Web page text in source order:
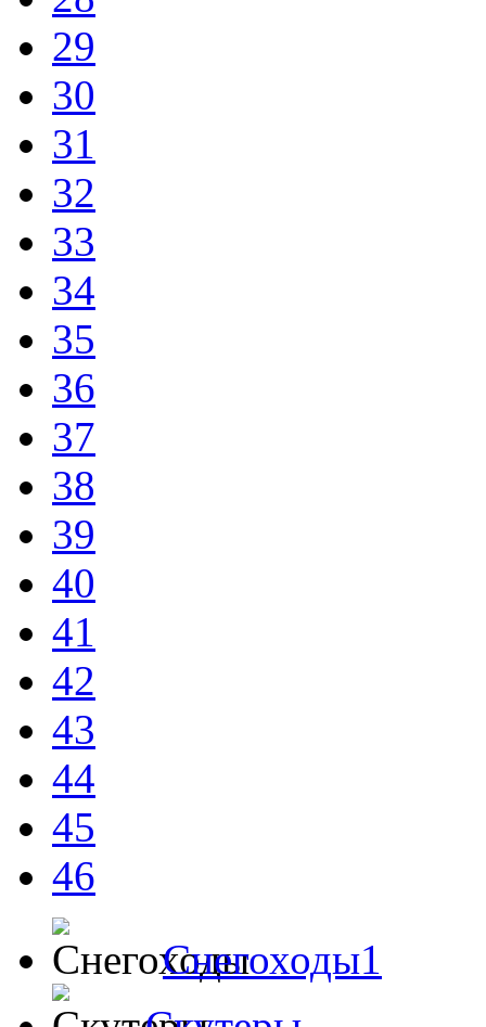
29
30
31
32
33
34
35
36
37
38
39
40
41
42
43
44
45
46
Снегоходы1